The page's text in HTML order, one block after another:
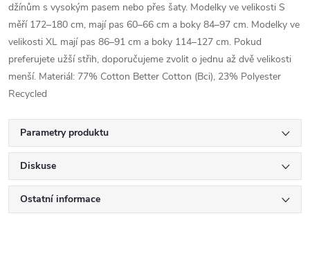
džínům s vysokým pasem nebo přes šaty. Modelky ve velikosti S
měří 172–180 cm, mají pas 60–66 cm a boky 84–97 cm. Modelky ve
velikosti XL mají pas 86–91 cm a boky 114–127 cm. Pokud
preferujete užší střih, doporučujeme zvolit o jednu až dvě velikosti
menší. Materiál: 77% Cotton Better Cotton (Bci), 23% Polyester
Recycled
Parametry produktu
Diskuse
Ostatní informace